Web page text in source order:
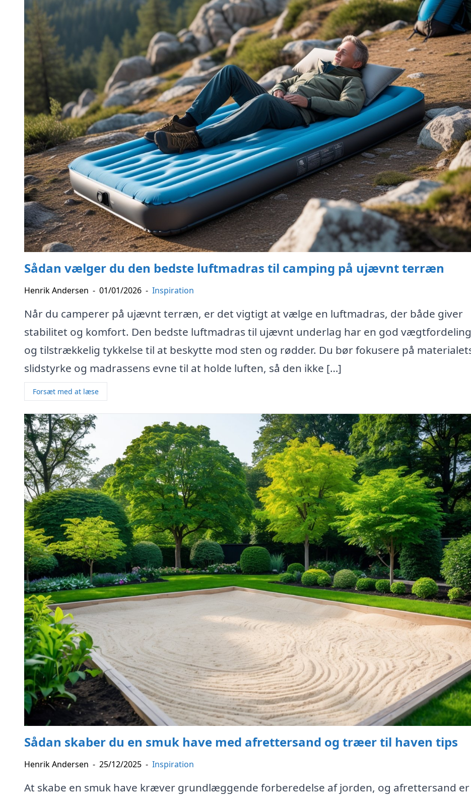
Sådan vælger du den bedste luftmadras til camping på ujævnt terræn
Henrik Andersen - 01/01/2026 - Inspiration
Når du camperer på ujævnt terræn, er det vigtigt at vælge en luftmadras, der både giver
stabilitet og komfort. Den bedste luftmadras til ujævnt underlag har en god vægtfordeling
og tilstrækkelig tykkelse til at beskytte mod sten og rødder. Du bør fokusere på
slidstyrke og madrassens evne til at holde luften, så den ikke […]
Forsæt med at læse
Sådan skaber du en smuk have med afrettersand og træer til haven tips
Henrik Andersen - 25/12/2025 - Inspiration
At skabe en smuk have kræver grundlæggende forberedelse af jorden, og afrettersand er